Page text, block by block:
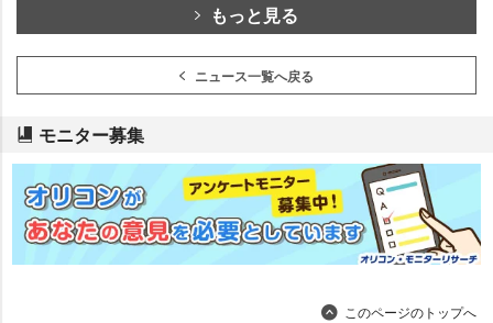
もっと見る
ニュース一覧へ戻る
モニター募集
このページのトップへ